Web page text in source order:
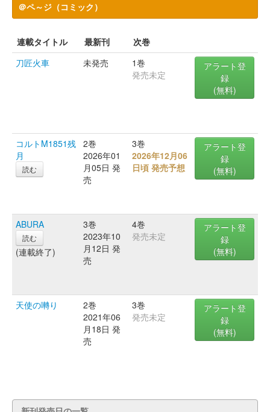
＠ペ～ジ（コミック）
連載タイトル 最新刊
次巻
刀匠火車
未発売
1巻
発売未定
アラート登
録
(無料)
コルトM1851残
月
読む
2巻
2026年01
月05日 発
売
3巻
2026年12月06
日頃 発売予想
アラート登
録
(無料)
ABURA
読む
(連載終了)
3巻
2023年10
月12日 発
売
4巻
発売未定
アラート登
録
(無料)
天使の囀り
2巻
2021年06
月18日 発
売
3巻
発売未定
アラート登
録
(無料)